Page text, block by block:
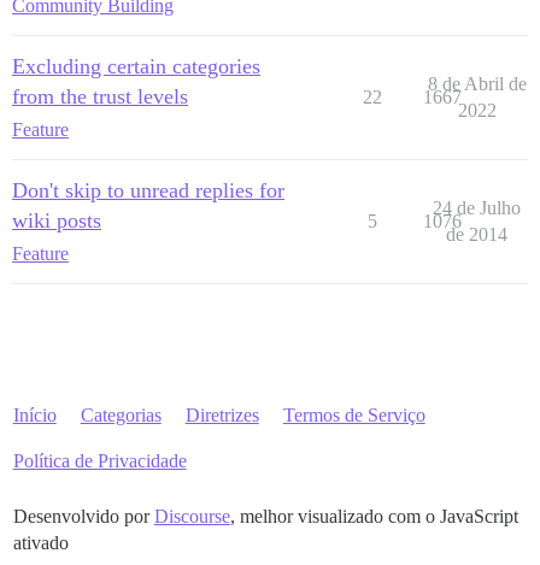
Community Building
Excluding certain categories
from the trust levels
Feature
22 1667
8 de Abril de
2022
Don't skip to unread replies for
wiki posts
Feature
5 1076
24 de Julho
de 2014
Início Categorias Diretrizes Termos de Serviço
Política de Privacidade
Desenvolvido porDiscourse, melhor visualizado com o JavaScript
ativado